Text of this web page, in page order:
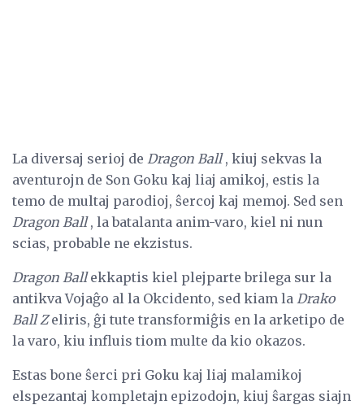
La diversaj serioj de Dragon Ball, kiuj sekvas la
aventurojn de Son Goku kaj liaj amikoj, estis la
temo de multaj parodioj, ŝercoj kaj memoj. Sed sen
Dragon Ball, la batalanta anim-varo, kiel ni nun
scias, probable ne ekzistus.
Dragon Ballekkaptis kiel plejparte brilega sur la
antikva Vojaĝo al la Okcidento, sed kiam la Drako
Ball Zeliris, ĝi tute transformiĝis en la arketipo de
la varo, kiu influis tiom multe da kio okazos.
Estas bone ŝerci pri Goku kaj liaj malamikoj
elspezantaj kompletajn epizodojn, kiuj ŝargas siajn